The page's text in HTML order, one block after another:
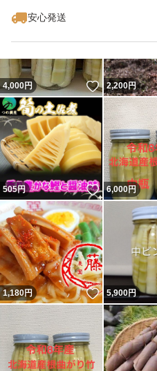
安心発送
4,000円 いいね！
2,200円
505円 いいね！
6,000円
1,180円 いいね！
5,900円